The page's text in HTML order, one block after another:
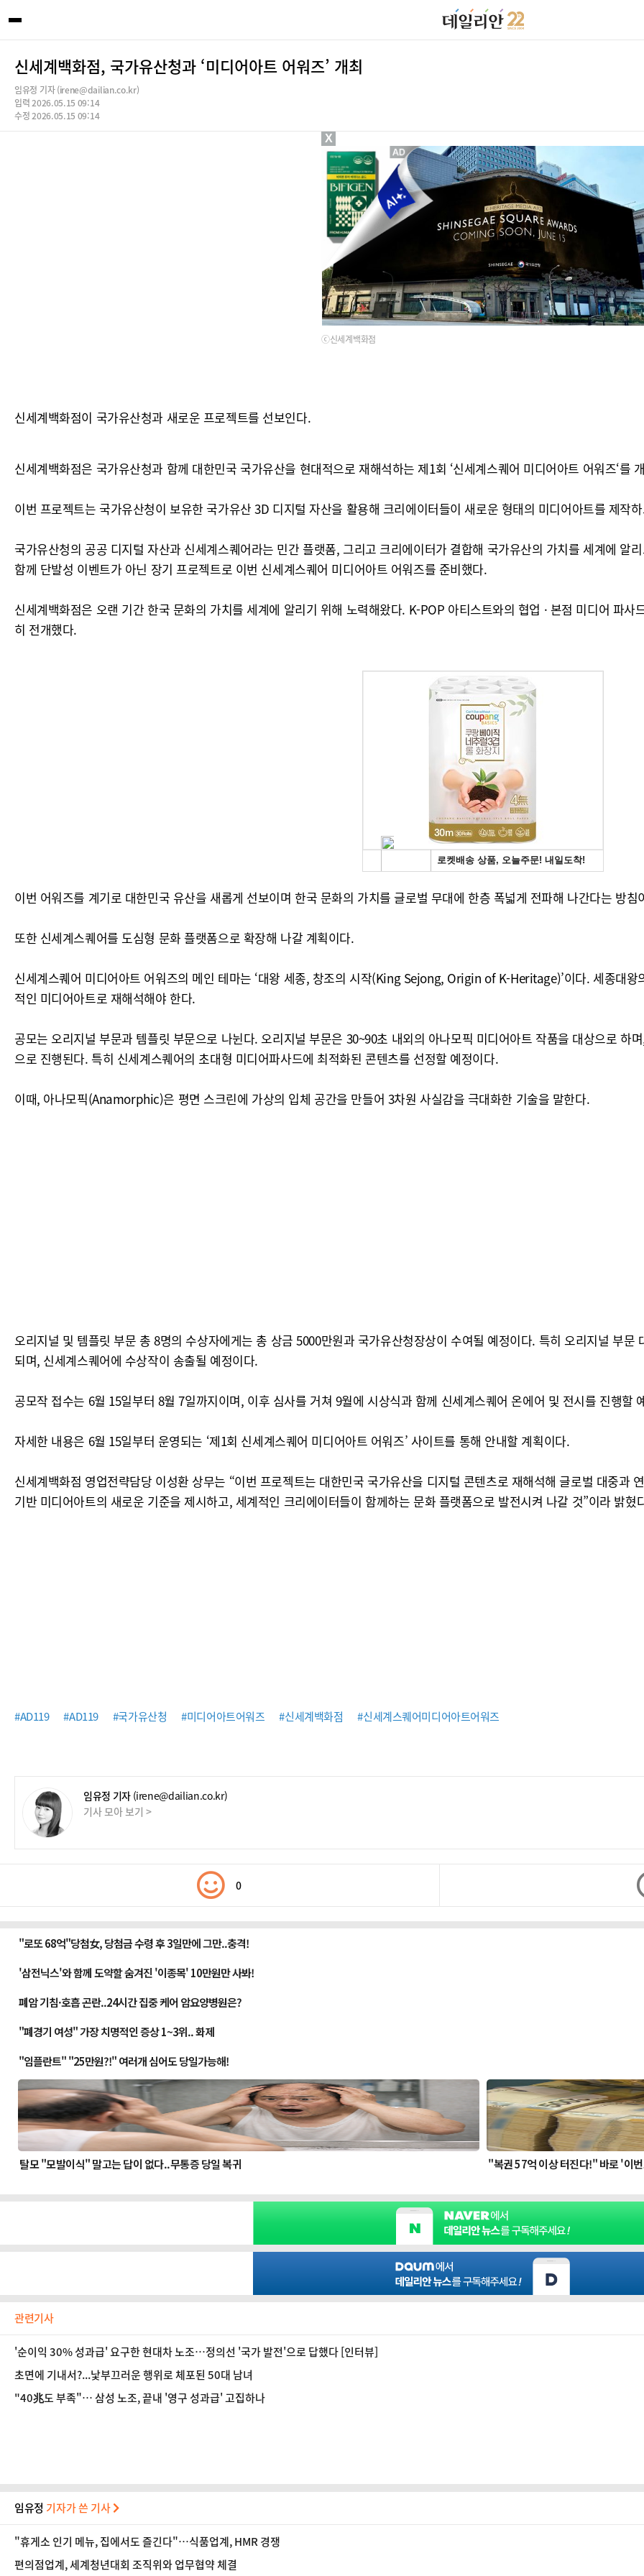
신세계백화점, 국가유산청과 ‘미디어아트 어워즈’ 개최
임유정 기자 (irene@dailian.co.kr)
입력 2026.05.15 09:14
수정 2026.05.15 09:14
ⓒ신세계백화점
신세계백화점이 국가유산청과 새로운 프로젝트를 선보인다.
신세계백화점은 국가유산청과 함께 대한민국 국가유산을 현대적으로 재해석하는 제1회 ‘신세계스퀘어 미디어아트 어워즈‘를
이번 프로젝트는 국가유산청이 보유한 국가유산 3D 디지털 자산을 활용해 크리에이터들이 새로운 형태의 미디어아트를 제작
국가유산청의 공공 디지털 자산과 신세계스퀘어라는 민간 플랫폼, 그리고 크리에이터가 결합해 국가유산의 가치를 세계에 알
함께 단발성 이벤트가 아닌 장기 프로젝트로 이번 신세계스퀘어 미디어아트 어워즈를 준비했다.
신세계백화점은 오랜 기간 한국 문화의 가치를 세계에 알리기 위해 노력해왔다. K-POP 아티스트와의 협업 · 본점 미디어 파
히 전개했다.
이번 어워즈를 계기로 대한민국 유산을 새롭게 선보이며 한국 문화의 가치를 글로벌 무대에 한층 폭넓게 전파해 나간다는 방침
또한 신세계스퀘어를 도심형 문화 플랫폼으로 확장해 나갈 계획이다.
신세계스퀘어 미디어아트 어워즈의 메인 테마는 ‘대왕 세종, 창조의 시작(King Sejong, Origin of K-Heritage)’이다. 세종대
적인 미디어아트로 재해석해야 한다.
공모는 오리지널 부문과 템플릿 부문으로 나뉜다. 오리지널 부문은 30~90초 내외의 아나모픽 미디어아트 작품을 대상으로 하
으로 진행된다. 특히 신세계스퀘어의 초대형 미디어파사드에 최적화된 콘텐츠를 선정할 예정이다.
이때, 아나모픽(Anamorphic)은 평면 스크린에 가상의 입체 공간을 만들어 3차원 사실감을 극대화한 기술을 말한다.
오리지널 및 템플릿 부문 총 8명의 수상자에게는 총 상금 5000만원과 국가유산청장상이 수여될 예정이다. 특히 오리지널 부
되며, 신세계스퀘어에 수상작이 송출될 예정이다.
공모작 접수는 6월 15일부터 8월 7일까지이며, 이후 심사를 거쳐 9월에 시상식과 함께 신세계스퀘어 온에어 및 전시를 진행할
자세한 내용은 6월 15일부터 운영되는 ‘제1회 신세계스퀘어 미디어아트 어워즈’ 사이트를 통해 안내할 계획이다.
신세계백화점 영업전략담당 이성환 상무는 “이번 프로젝트는 대한민국 국가유산을 디지털 콘텐츠로 재해석해 글로벌 대중과
기반 미디어아트의 새로운 기준을 제시하고, 세계적인 크리에이터들이 함께하는 문화 플랫폼으로 발전시켜 나갈 것”이라 밝혔
#AD119 #AD119 #국가유산청 #미디어아트어워즈 #신세계백화점 #신세계스퀘어미디어아트어워즈
임유정 기자 (irene@dailian.co.kr)
기사 모아 보기 >
0
관련기사
'순이익 30% 성과급' 요구한 현대차 노조…정의선 '국가 발전'으로 답했다 [인터뷰]
초면에 기내서?...낯부끄러운 행위로 체포된 50대 남녀
"40兆도 부족"… 삼성 노조, 끝내 '영구 성과급' 고집하나
임유정 기자가 쓴 기사
"휴게소 인기 메뉴, 집에서도 즐긴다"…식품업계, HMR 경쟁
편의점업계, 세계청년대회 조직위와 업무협약 체결
X